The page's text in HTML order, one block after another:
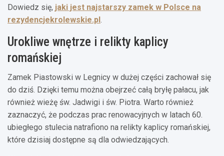
Dowiedz się, jaki jest najstarszy zamek w Polsce na
rezydencjekrolewskie.pl.
Urokliwe wnętrze i relikty kaplicy
romańskiej
Zamek Piastowski w Legnicy w dużej części zachował się
do dziś. Dzięki temu można obejrzeć całą bryłę pałacu, jak
również wieżę św. Jadwigi i św. Piotra. Warto również
zaznaczyć, że podczas prac renowacyjnych w latach 60.
ubiegłego stulecia natrafiono na relikty kaplicy romańskiej,
które dzisiaj dostępne są dla odwiedzających.